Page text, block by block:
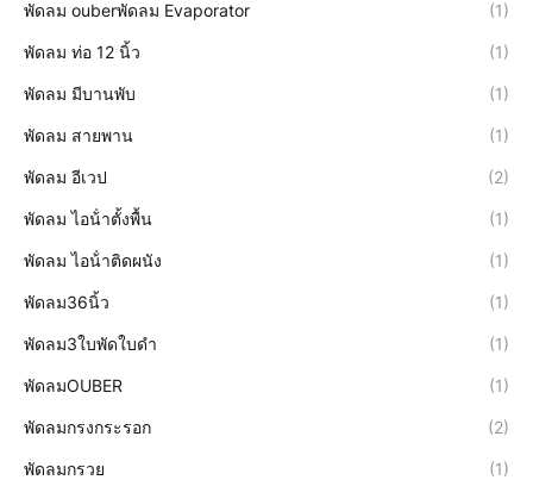
พัดลม ouberพัดลม Evaporator (1)
พัดลม ท่อ 12 นิ้ว (1)
พัดลม มีบานพับ (1)
พัดลม สายพาน (1)
พัดลม อีเวป (2)
พัดลม ไอน้ําตั้งพื้น (1)
พัดลม ไอน้ําติดผนัง (1)
พัดลม36นิ้ว (1)
พัดลม3ใบพัดใบดำ (1)
พัดลมOUBER (1)
พัดลมกรงกระรอก (2)
พัดลมกรวย (1)